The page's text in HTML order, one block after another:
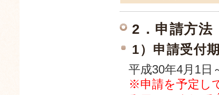
2．申請方法
1）申請受付
平成30年4月1日
※申請を予定し